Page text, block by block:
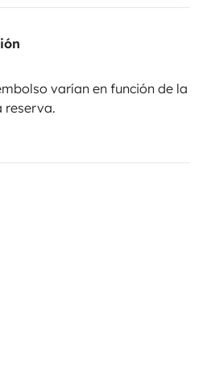
varían en función de la
reserva.